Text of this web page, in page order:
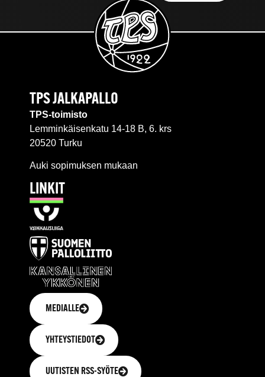
TPS JALKAPALLO
TPS-toimisto
Lemminkäisenkatu 14-18 B, 6. krs
20520 Turku
Auki sopimuksen mukaan
LINKIT
MEDIALLE
YHTEYSTIEDOT
UUTISTEN RSS-SYÖTE